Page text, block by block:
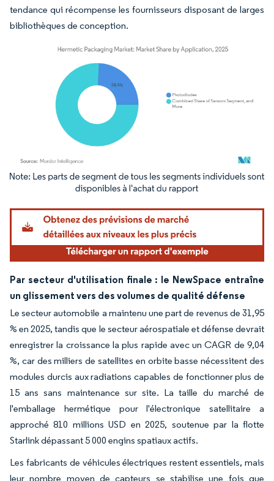
tendance qui récompense les fournisseurs disposant de larges
bibliothèques de conception.
Image © Mordor Intelligence. La réutilisation nécessite une attribution sous CC BY
Par secteur d'utilisation finale : le NewSpace entraîne
un glissement vers des volumes de qualité défense
Le secteur automobile a maintenu une part de revenus de 31,95
% en 2025, tandis que le secteur aérospatiale et défense devrait
enregistrer la croissance la plus rapide avec un CAGR de 9,04
%, car des milliers de satellites en orbite basse nécessitent des
modules durcis aux radiations capables de fonctionner plus de
15 ans sans maintenance sur site. La taille du marché de
l'emballage hermétique pour l'électronique satellitaire a
approché 810 millions USD en 2025, soutenue par la flotte
Starlink dépassant 5 000 engins spatiaux actifs.
Les fabricants de véhicules électriques restent essentiels, mais
leur nombre moyen de capteurs se stabilise une fois que